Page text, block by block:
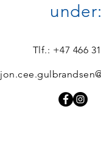
under:
Tlf.: +47 466